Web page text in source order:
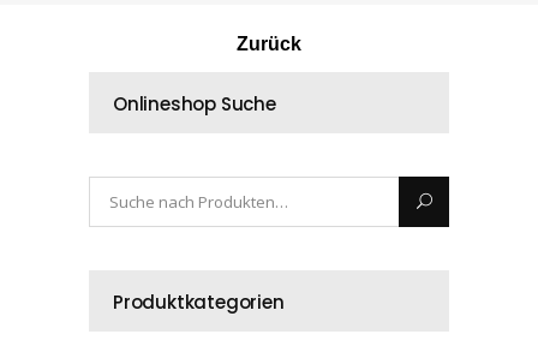
Zurück
Onlineshop Suche
Produktkategorien